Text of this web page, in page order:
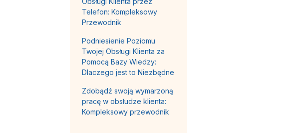
Telefon: Kompleksowy
Przewodnik
Podniesienie Poziomu
Twojej Obsługi Klienta za
Pomocą Bazy Wiedzy:
Dlaczego jest to Niezbędne
Zdobądź swoją wymarzoną
pracę w obsłudze klienta:
Kompleksowy przewodnik